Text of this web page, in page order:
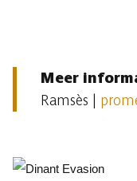
Meer
Ramsès |